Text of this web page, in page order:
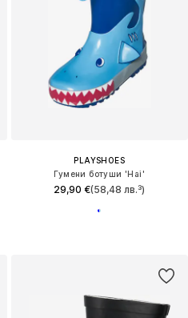
PLAYSHOES
Гумени ботуши 'Hai'
29,90 €(58,48 лв.³)